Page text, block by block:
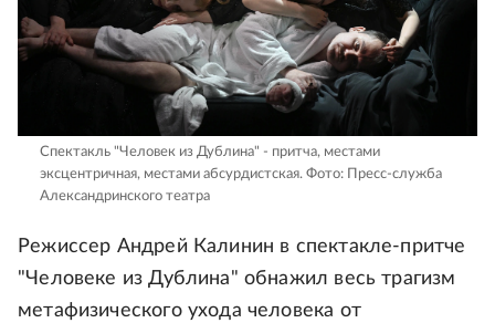
Спектакль "Человек из Дублина" - притча, местами
эксцентричная, местами абсурдистская. Фото: Пресс-служба
Александринского театра
Режиссер Андрей Калинин в спектакле-притче
"Человеке из Дублина" обнажил весь трагизм
метафизического ухода человека от